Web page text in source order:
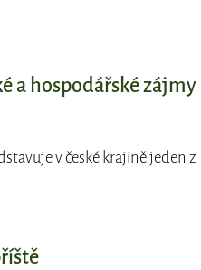
a hospodářské zájmy
v české krajině jeden z